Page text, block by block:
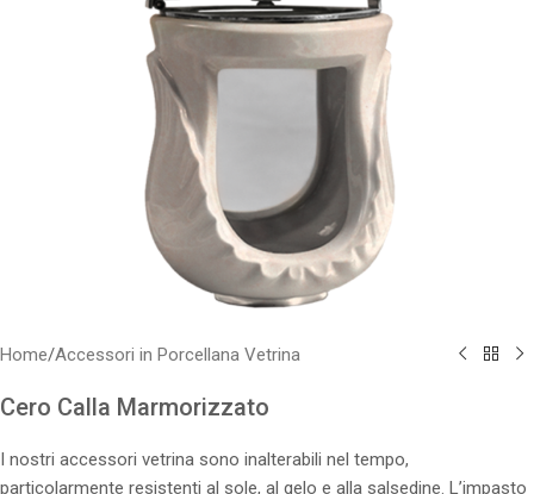
Home/Accessori in Porcellana Vetrina
Cero Calla Marmorizzato
I nostri accessori vetrina sono inalterabili nel tempo,
particolarmente resistenti al sole, al gelo e alla salsedine. L’impasto